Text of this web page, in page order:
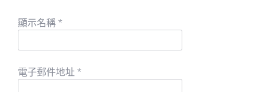
顯示名稱 *
電子郵件地址 *